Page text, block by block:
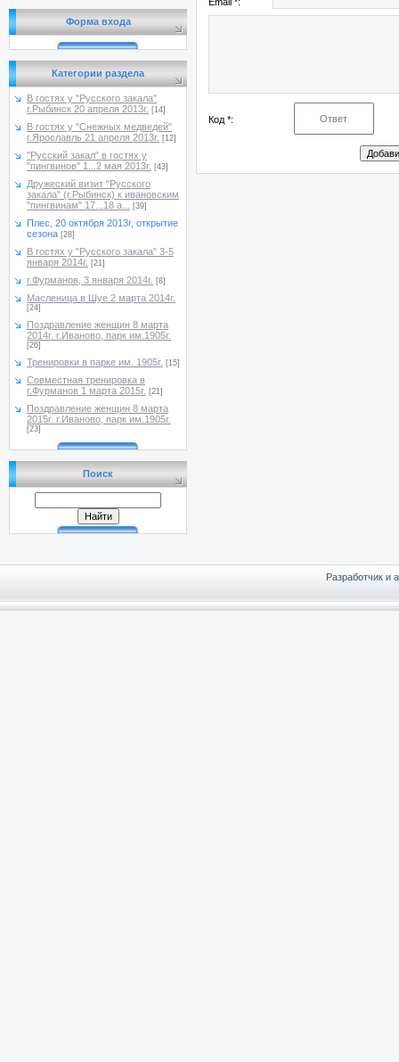
Форма входа
Категории раздела
В гостях у "Русского закала"
г.Рыбинск 20 апреля 2013г. [14]
В гостях у "Снежных медведей"
г.Ярославль 21 апреля 2013г. [12]
"Русский закал" в гостях у
"пингвинов" 1...2 мая 2013г. [43]
Дружеский визит "Русского
закала" (г.Рыбинск) к ивановским
"пингвинам" 17...18 а...
[39]
Плес, 20 октября 2013г, открытие
сезона [28]
В гостях у "Русского закала" 3-5
января 2014г. [21]
г.Фурманов, 3 января 2014г. [8]
Масленица в Шуе 2 марта 2014г.
[24]
Поздравление женщин 8 марта
2014г. г.Иваново, парк им.1905г.
[26]
Тренировки в парке им. 1905г. [15]
Совместная тренировка в
г.Фурманов 1 марта 2015г. [21]
Поздравление женщин 8 марта
2015г. г.Иваново, парк им.1905г.
[23]
Поиск
Код *:
Разработчик и